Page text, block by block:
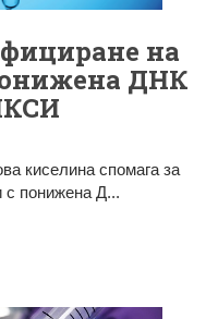
на
ДНК
киселина спомага за
с понижена Д...